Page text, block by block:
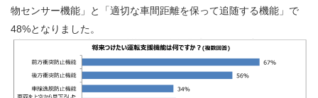
物センサー機能」と「適切な車間距離を保って追随する機能」で
48%となりました。